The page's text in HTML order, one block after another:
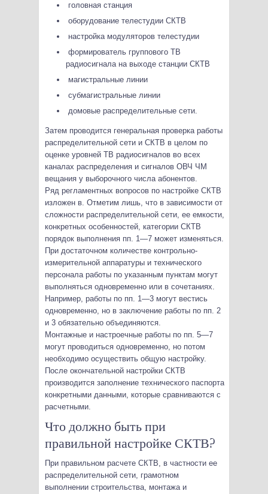
головная станция
оборудование телестудии СКТВ
настройка модуляторов телестудии
формирователь группового ТВ
радиосигнала на выходе станции СКТВ
магистральные линии
субмагистральные линии
домовые распределительные сети.
Затем проводится генеральная проверка работы
распределительной сети и СКТВ в целом по
оценке уровней ТВ радиосигналов во всех
каналах распределения и сигналов ОВЧ ЧМ
вещания у выборочного числа абонентов.
Ряд регламентных вопросов по настройке СКТВ
изложен в. Отметим лишь, что в зависимости от
сложности распределительной сети, ее емкости,
конкретных особенностей, категории СКТВ
порядок выполнения пп. 1—7 может изменяться.
При достаточном количестве контрольно-
измерительной аппаратуры и технического
персонала работы по указанным пунктам могут
выполняться одновременно или в сочетаниях.
Например, работы по пп. 1—3 могут вестись
одновременно, но в заключение работы по пп. 2
и 3 обязательно объединяются.
Монтажные и настроечные работы по пп. 5—7
могут проводиться одновременно, но потом
необходимо осуществить общую настройку.
После окончательной настройки СКТВ
производится заполнение технического паспорта
конкретными данными, которые сравниваются с
расчетными.
Что должно быть при
правильной настройке СКТВ?
При правильном расчете СКТВ, в частности ее
распределительной сети, грамотном
выполнении строительства, монтажа и